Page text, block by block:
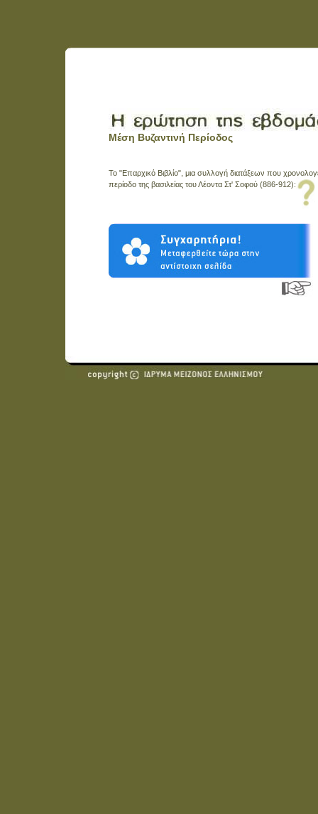
Mέση Bυζαντινή Περίοδος
Το "Επαρχικό Βιβλίο", μια συλλογή διατάξεων που
περίοδο της βασιλείας του Λέοντα Στ' Σοφού (886-912):